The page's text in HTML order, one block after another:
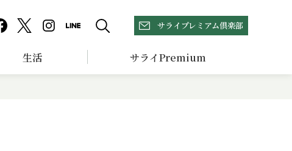
サライプレミアム倶楽部
生活 サライPremium